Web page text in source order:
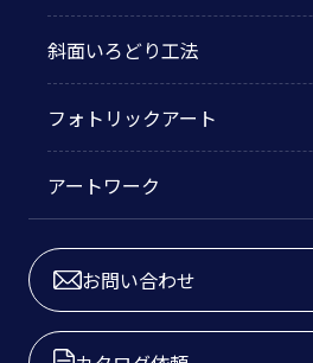
斜面いろどり工法
フォトリックアート
アートワーク
お問い合わせ